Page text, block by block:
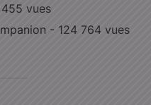
vues
- 124 764 vues